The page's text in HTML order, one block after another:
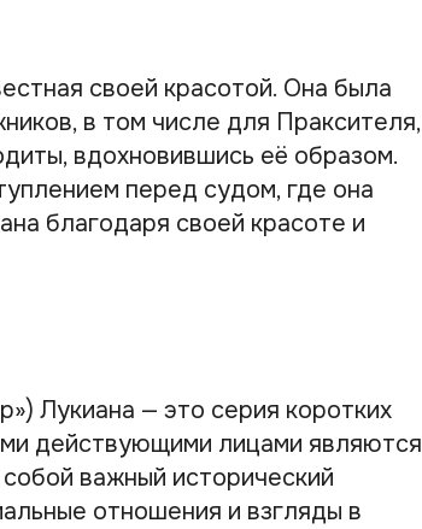
своей красотой. Она была
в том числе для Праксителя,
вдохновившись её образом.
перед судом, где она
благодаря своей красоте и
Лукиана — это серия коротких
действующими лицами являются
важный исторический
отношения и взгляды в